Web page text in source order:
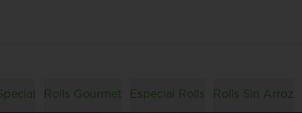
Rolls Gourmet Especial Rolls Rolls Sin Arroz